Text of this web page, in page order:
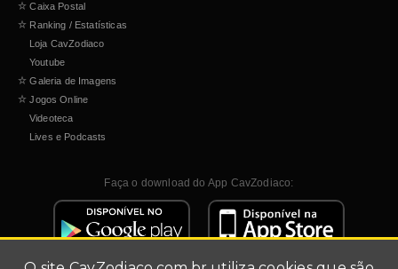
☆ Caixa Postal
☆ Ranking / Estatísticas
Loja CavZodiaco
Youtube
☆ Galeria de Imagens
☆ Jogos Online
Videoteca
Lives e Podcasts
Faça o download do App CavZodiaco: